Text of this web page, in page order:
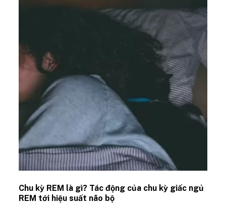
Chu kỳ REM là gì? Tác động của chu kỳ giấc ngủ
REM tới hiệu suất não bộ